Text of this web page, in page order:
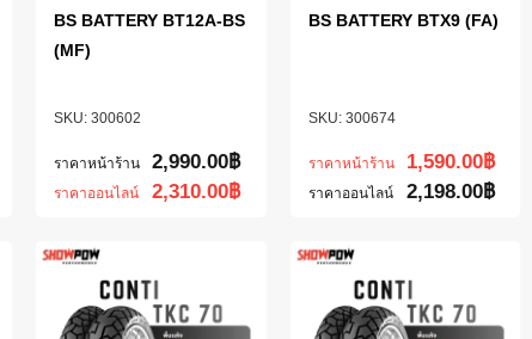
300602
BS BATTERY BT12A-BS
(MF)
ราคาหน้าร้าน 2,990.00฿
ราคาออนไลน์ 2,310.00฿
300674
BS BATTERY BTX9 (FA)
ราคาหน้าร้าน 1,590.00฿
ราคาออนไลน์ 2,198.00฿